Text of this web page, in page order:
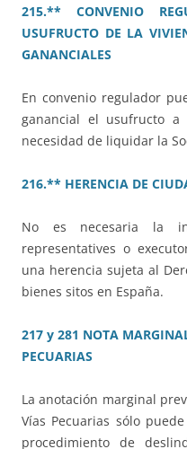
215.** CONVENIO
USUFRUCTO DE LA
GANANCIALES
En convenio regulador
ganancial el usufructo
necesidad de liquidar la
216.** HERENCIA DE
No es necesaria la
representatives o
una herencia sujeta al
bienes sitos en España.
217 y 281 NOTA
PECUARIAS
La anotación marginal
Vías Pecuarias sólo
procedimiento de